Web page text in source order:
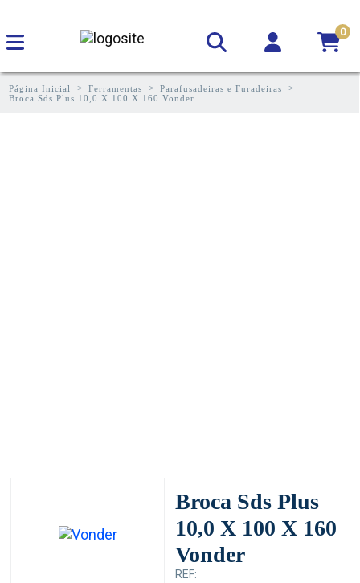
0
Página Inicial Ferramentas
Parafusadeiras e Furadeiras
Broca Sds Plus 10,0 X 100 X 160 Vonder
Broca Sds Plus
10,0 X 100 X 160
Vonder
REF: